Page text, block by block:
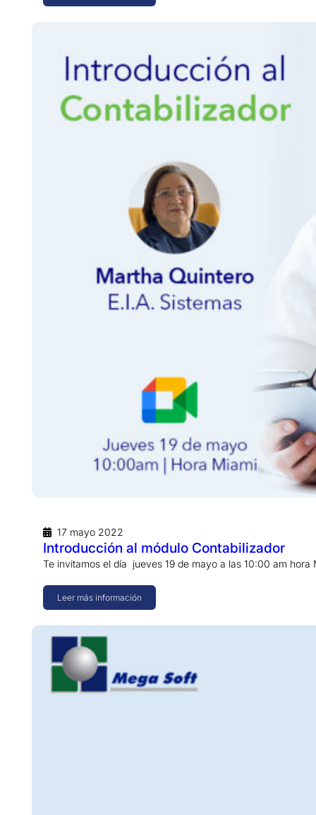
17 mayo 2022
Introducción al módulo Contabilizador
Te invitamos el día jueves 19 de mayo a las 10:00 am hora
Leer más información